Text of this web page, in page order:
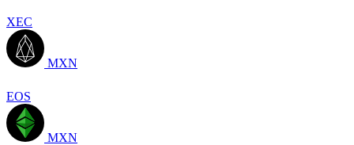
XEC
MXN
EOS
MXN